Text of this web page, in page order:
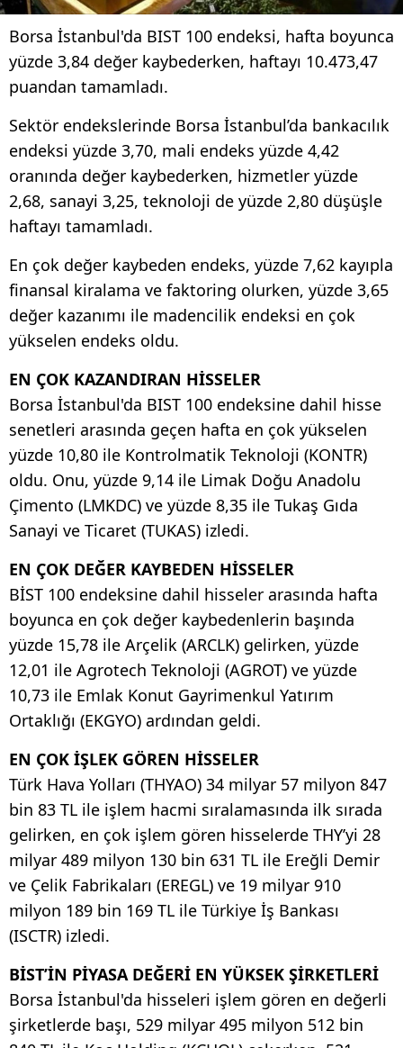
Borsa İstanbul'da BIST 100 endeksi, hafta boyunca
yüzde 3,84 değer kaybederken, haftayı 10.473,47
puandan tamamladı.
Sektör endekslerinde Borsa İstanbul’da bankacılık
endeksi yüzde 3,70, mali endeks yüzde 4,42
oranında değer kaybederken, hizmetler yüzde
2,68, sanayi 3,25, teknoloji de yüzde 2,80 düşüşle
haftayı tamamladı.
En çok değer kaybeden endeks, yüzde 7,62 kayıpla
finansal kiralama ve faktoring olurken, yüzde 3,65
değer kazanımı ile madencilik endeksi en çok
yükselen endeks oldu.
EN ÇOK KAZANDIRAN HİSSELER
Borsa İstanbul'da BIST 100 endeksine dahil hisse
senetleri arasında geçen hafta en çok yükselen
yüzde 10,80 ile Kontrolmatik Teknoloji (KONTR)
oldu. Onu, yüzde 9,14 ile Limak Doğu Anadolu
Çimento (LMKDC) ve yüzde 8,35 ile Tukaş Gıda
Sanayi ve Ticaret (TUKAS) izledi.
EN ÇOK DEĞER KAYBEDEN HİSSELER
BİST 100 endeksine dahil hisseler arasında hafta
boyunca en çok değer kaybedenlerin başında
yüzde 15,78 ile Arçelik (ARCLK) gelirken, yüzde
12,01 ile Agrotech Teknoloji (AGROT) ve yüzde
10,73 ile Emlak Konut Gayrimenkul Yatırım
Ortaklığı (EKGYO) ardından geldi.
EN ÇOK İŞLEK GÖREN HİSSELER
Türk Hava Yolları (THYAO) 34 milyar 57 milyon 847
bin 83 TL ile işlem hacmi sıralamasında ilk sırada
gelirken, en çok işlem gören hisselerde THY’yi 28
milyar 489 milyon 130 bin 631 TL ile Ereğli Demir
ve Çelik Fabrikaları (EREGL) ve 19 milyar 910
milyon 189 bin 169 TL ile Türkiye İş Bankası
(ISCTR) izledi.
BİST’İN PİYASA DEĞERİ EN YÜKSEK ŞİRKETLERİ
Borsa İstanbul'da hisseleri işlem gören en değerli
şirketlerde başı, 529 milyar 495 milyon 512 bin